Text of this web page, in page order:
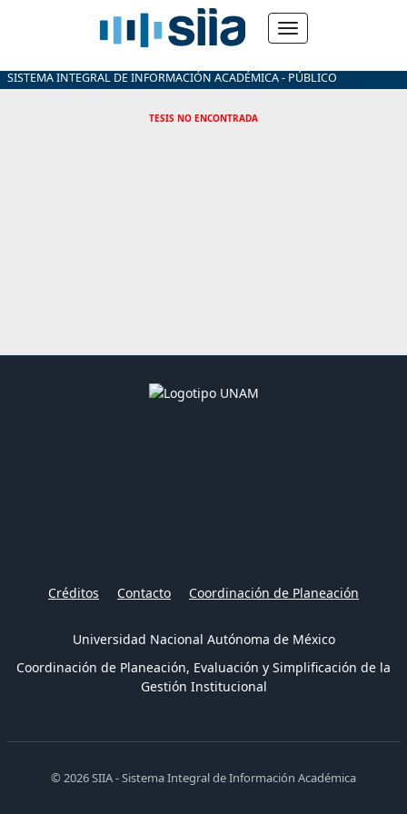
SISTEMA INTEGRAL DE INFORMACIÓN ACADÉMICA - PÚBLICO
TESIS NO ENCONTRADA
Créditos Contacto Coordinación de Planeación
Universidad Nacional Autónoma de México
Coordinación de Planeación, Evaluación y Simplificación de la
Gestión Institucional
© 2026 SIIA - Sistema Integral de Información Académica